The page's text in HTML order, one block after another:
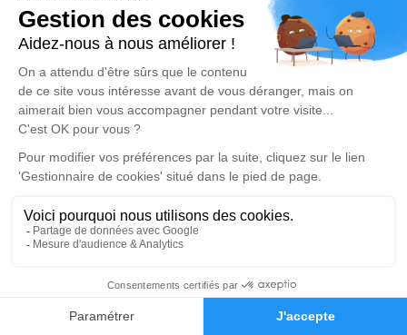
Faire-part Hommages
anecdote ou exprimer vos pensées à travers des
poèmes ou des textes. Cet endroit est un lieu
d'expression dédié à honorer la mémoire de Daniel
Jean Raymond RAMERINI.
Un service de plantation d’arbre hommage est
disponible ici.
Je rends hommage
Cérémonie civile
Crématorium de Vidauban
139 Boulevard des Pins Parasols